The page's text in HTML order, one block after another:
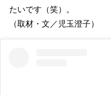
たいです（笑）。
（取材・文／児玉澄子）